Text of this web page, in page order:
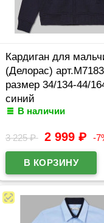
Кардиган для
(Делорас)
размер 34/134-44/
синий
В наличии
3 225₽ 2 999 ₽ -